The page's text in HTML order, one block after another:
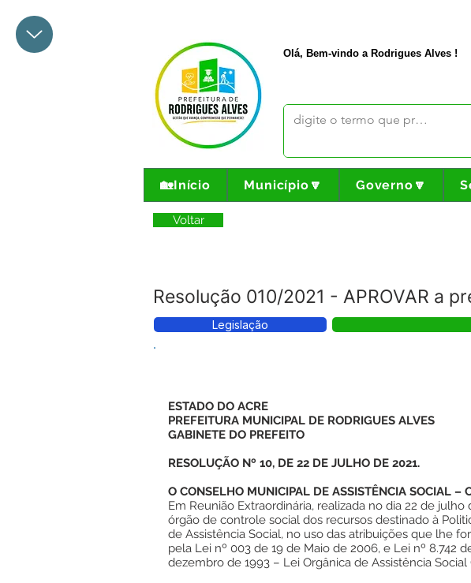
Olá, Bem-vindo a Rodrigues Alves !
🏡Início Município🔽 Governo🔽
Voltar
Resolução 010/2021 - APROVAR a
Legislação
ESTADO DO ACRE
PREFEITURA MUNICIPAL DE RODRIGUES ALVES
GABINETE DO PREFEITO
RESOLUÇÃO Nº 10, DE 22 DE JULHO DE 2021.
O CONSELHO MUNICIPAL DE ASSISTÊNCIA SOCIAL –
Em Reunião Extraordinária, realizada no dia 22 de julho
órgão de controle social dos recursos destinado à
de Assistência Social, no uso das atribuições que lhe
pela Lei nº 003 de 19 de Maio de 2006, e Lei nº 8.742
dezembro de 1993 – Lei Orgânica de Assistência Social